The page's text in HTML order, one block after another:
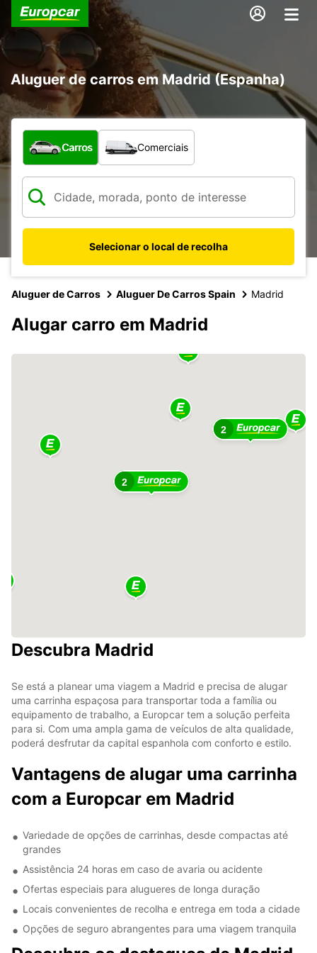
Aluguer de carros em Madrid (Espanha)
Que tipo de veículo pretende?
Carros Comerciais
Selecionar o local de recolha
Aluguer de Carros Aluguer De Carros Spain Madrid
Alugar carro em Madrid
2
2
Descubra Madrid
Se está a planear uma viagem a Madrid e precisa de alugar
uma carrinha espaçosa para transportar toda a família ou
equipamento de trabalho, a Europcar tem a solução perfeita
para si. Com uma ampla gama de veículos de alta qualidade,
poderá desfrutar da capital espanhola com conforto e estilo.
Vantagens de alugar uma carrinha
com a Europcar em Madrid
Variedade de opções de carrinhas, desde compactas até
grandes
Assistência 24 horas em caso de avaria ou acidente
Ofertas especiais para alugueres de longa duração
Locais convenientes de recolha e entrega em toda a cidade
Opções de seguro abrangentes para uma viagem tranquila